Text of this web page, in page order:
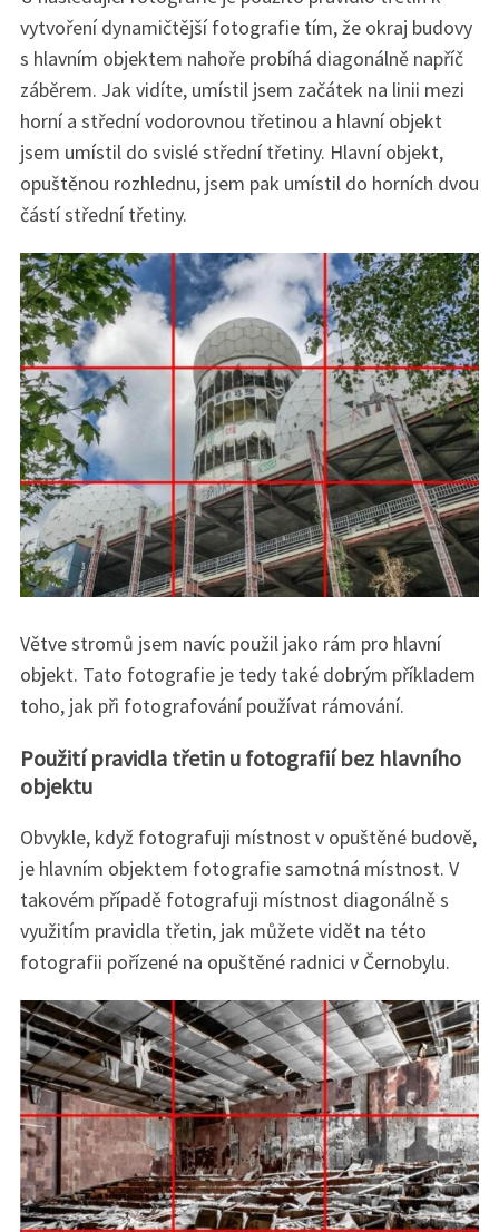
vytvoření dynamičtější fotografie tím, že okraj budovy
s hlavním objektem nahoře probíhá diagonálně napříč
záběrem. Jak vidíte, umístil jsem začátek na linii mezi
horní a střední vodorovnou třetinou a hlavní objekt
jsem umístil do svislé střední třetiny. Hlavní objekt,
opuštěnou rozhlednu, jsem pak umístil do horních dvou
částí střední třetiny.
Větve stromů jsem navíc použil jako rám pro hlavní
objekt. Tato fotografie je tedy také dobrým příkladem
toho, jak při fotografování používat rámování.
Použití pravidla třetin u fotografií bez hlavního
objektu
Obvykle, když fotografuji místnost v opuštěné budově,
je hlavním objektem fotografie samotná místnost. V
takovém případě fotografuji místnost diagonálně s
využitím pravidla třetin, jak můžete vidět na této
fotografii pořízené na opuštěné radnici v Černobylu.